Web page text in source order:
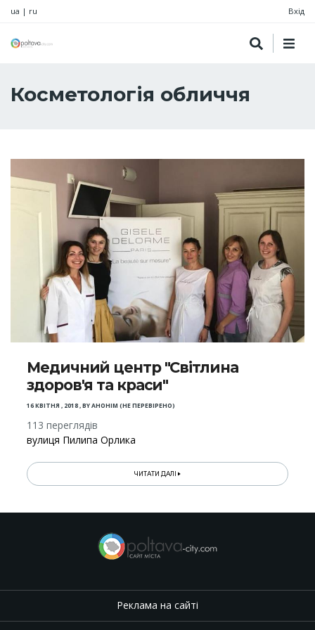
ua | ru Вхід
Косметологія обличчя
Медичний центр "Світлина
здоров'я та краси"
16 КВІТНЯ , 2018,BYАНОНІМ (НЕ ПЕРЕВІРЕНО)
113 переглядів
вулиця Пилипа Орлика
ЧИТАТИ ДАЛІ
Реклама на сайті